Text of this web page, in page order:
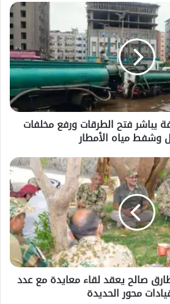
يباشر فتح الطرقات ورفع مخلفات
وشفط مياه الأمطار
صالح يعقد لقاء معايدة مع عدد
محور الحديدة